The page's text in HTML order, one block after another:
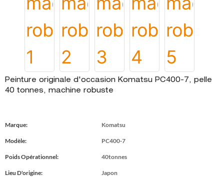
Peinture originale d'occasion Komatsu PC400-7, pelle
40 tonnes, machine robuste
Marque: Komatsu
Modèle: PC400-7
Poids Opérationnel: 40tonnes
Lieu D'origine: Japon